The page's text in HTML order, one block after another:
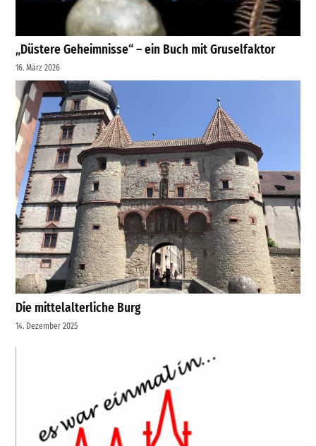
„Düstere Geheimnisse“ – ein Buch mit Gruselfaktor
16. März 2026
Die mittelalterliche Burg
14. Dezember 2025